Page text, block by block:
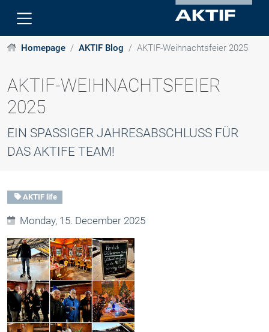
Homepage AKTIF Blog AKTIF-Weihnachtsfeier 2025
AKTIF-WEIHNACHTSFEIER
2025
EIN SPASSIGER JAHRESABSCHLUSS FÜR D
AS AKTIFE TEAM!
AKTIF life
Monday, 15. December 2025